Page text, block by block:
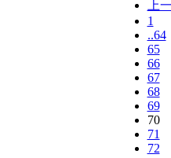
上
1
..64
65
66
67
68
69
70
71
72